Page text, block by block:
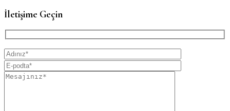
İletişime Geçin